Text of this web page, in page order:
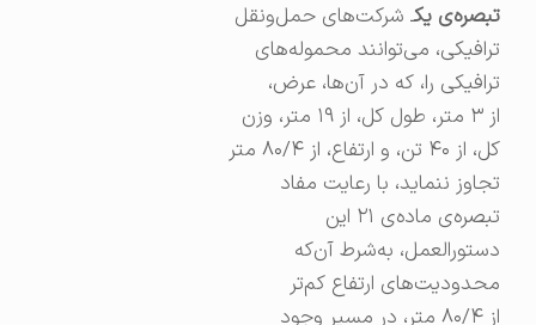
تبصره‌ی یکـ شرکت‌های حمل‌ونقل
ترافیکی، می‌توانند محموله‌های
ترافیکی را، که در آن‌ها، عرض،
از ۳ متر، طول کل، از ۱۹ متر، وزن
کل، از ۴۰ تن، و ارتفاع، از ۸۰/۴ متر
تجاوز ننماید، با رعایت مفاد
تبصره‌ی ماده‌ی ۲۱ این
دستورالعمل، به‌شرط آن‌که
محدودیت‌های ارتفاع کم‌تر
از ۸۰/۴ متر، در مسیر وجود